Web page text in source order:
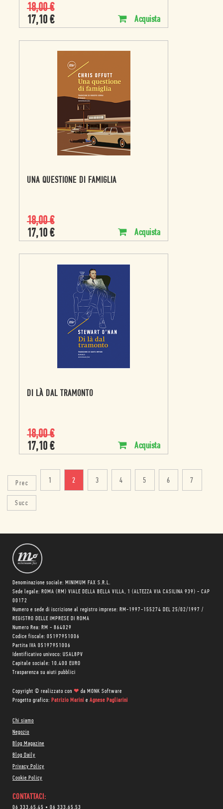
18,00€
17,10 € Acquista
UNA QUESTIONE DI FAMIGLIA
18,00€
17,10 € Acquista
DI LÀ DAL TRAMONTO
18,00€
17,10 € Acquista
Prec 1 2 3 4 5 6 7
Succ
Denominazione sociale: MINIMUM FAX S.R.L.
Sede legale: ROMA (RM) VIALE DELLA BELLA VILLA, 1 (ALTEZZA VIA CASILINA 939) - CAP
00172
Numero e sede di iscrizione al registro imprese: RM-1997-155274 DEL 25/02/1997 /
REGISTRO DELLE IMPRESE DI ROMA
Numero Rea: RM - 864029
Codice fiscale: 05197951006
Partita IVA 05197951006
Identificativo univoco: USAL8PV
Capitale sociale: 10.400 EURO
Trasparenza su aiuti pubblici
Copyright © realizzato con ❤ da MONK Software
Progetto grafico: Patrizio Marini e Agnese Pagliarini
Chi siamo
Negozio
Blog Magazine
Blog Daily
Privacy Policy
Cookie Policy
CONTATTACI:
06 333.65.45 • 06 333.65.53